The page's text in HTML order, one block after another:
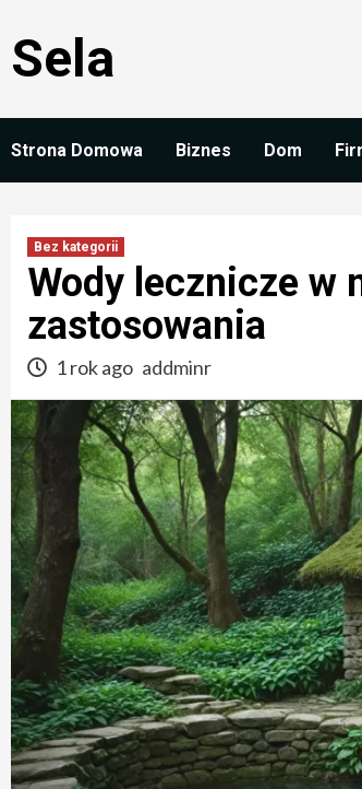
to
content
Sela
Strona Domowa Biznes Dom
Bez kategorii
Wody lecznicze w
zastosowania
1 rok ago addminr